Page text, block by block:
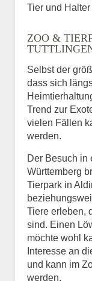
Tier und
ZOO &
Selbst der
dass sich
Trend zur
vielen Fällen
werden.
Der Besuch in
Württemberg
Tierpark in
Tiere erleben,
sind. Einen
möchte wohl
Interesse an
und kann im
werden.